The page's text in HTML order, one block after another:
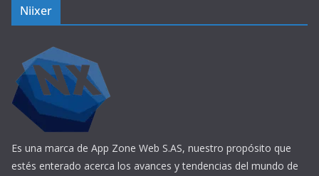
Niixer
Es una marca de App Zone Web S.AS, nuestro propósito que
estés enterado acerca los avances y tendencias del mundo de